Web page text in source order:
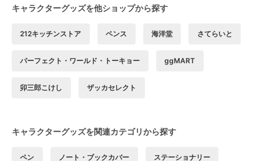
キャラクターグッズを他ショップから探す
212キッチンストア ペンス 海洋堂 さてらいと
パーフェクト・ワールド・トーキョー ggMART
卯三郎こけし ザッカセレクト
キャラクターグッズを関連カテゴリから探す
ペン ノート・ブックカバー ステーショナリー